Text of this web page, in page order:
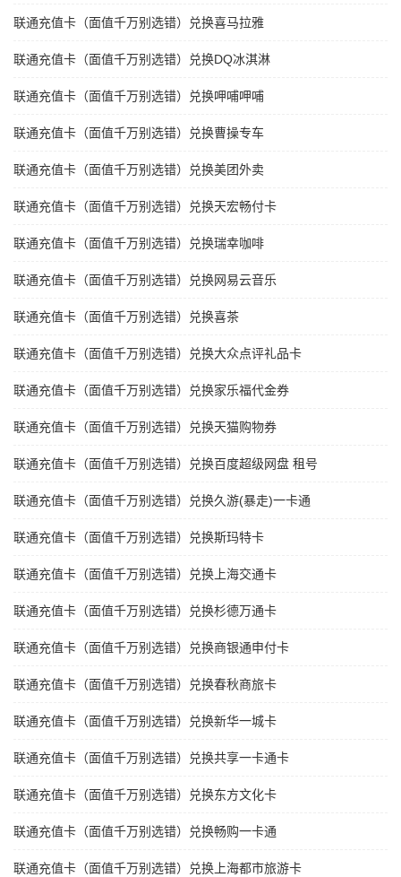
联通充值卡（面值千万别选错）兑换喜马拉雅
联通充值卡（面值千万别选错）兑换DQ冰淇淋
联通充值卡（面值千万别选错）兑换呷哺呷哺
联通充值卡（面值千万别选错）兑换曹操专车
联通充值卡（面值千万别选错）兑换美团外卖
联通充值卡（面值千万别选错）兑换天宏畅付卡
联通充值卡（面值千万别选错）兑换瑞幸咖啡
联通充值卡（面值千万别选错）兑换网易云音乐
联通充值卡（面值千万别选错）兑换喜茶
联通充值卡（面值千万别选错）兑换大众点评礼品卡
联通充值卡（面值千万别选错）兑换家乐福代金券
联通充值卡（面值千万别选错）兑换天猫购物券
联通充值卡（面值千万别选错）兑换百度超级网盘 租号
联通充值卡（面值千万别选错）兑换久游(暴走)一卡通
联通充值卡（面值千万别选错）兑换斯玛特卡
联通充值卡（面值千万别选错）兑换上海交通卡
联通充值卡（面值千万别选错）兑换杉德万通卡
联通充值卡（面值千万别选错）兑换商银通申付卡
联通充值卡（面值千万别选错）兑换春秋商旅卡
联通充值卡（面值千万别选错）兑换新华一城卡
联通充值卡（面值千万别选错）兑换共享一卡通卡
联通充值卡（面值千万别选错）兑换东方文化卡
联通充值卡（面值千万别选错）兑换畅购一卡通
联通充值卡（面值千万别选错）兑换上海都市旅游卡